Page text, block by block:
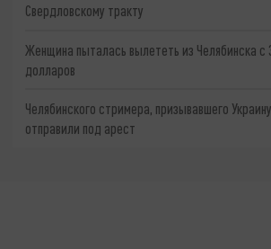
Свердловскому тракту
Женщина пыталась вылететь из Челябинска с
долларов
Челябинского стримера, призывавшего
отправили под арест